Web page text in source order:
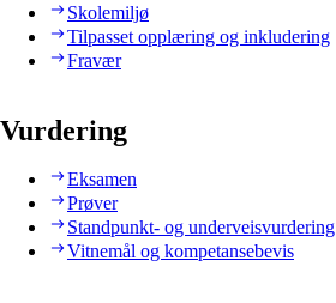
Skolemiljø
Tilpasset opplæring og inkludering
Fravær
Vurdering
Eksamen
Prøver
Standpunkt- og underveisvurdering
Vitnemål og kompetansebevis